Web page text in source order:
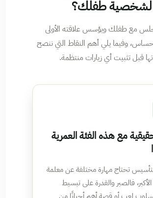
لشخصية طفلك؟
مع طفلك ويؤسس علاقته الأولى
حساس، وفيما يلي أهم النقاط التي ننصح
قبل تثبيت أي زيارات منتظمة.
مع هذه الفئة العمرية
تحتاج مهارة مختلفة عن معلمة
فالصبر والقدرة على تبسيط